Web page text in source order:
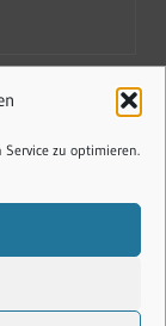
Service zu optimieren.